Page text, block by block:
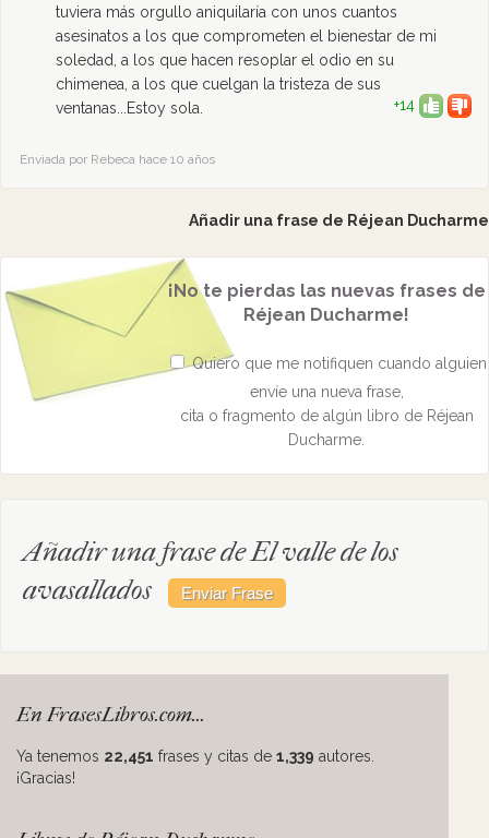
tuviera más orgullo aniquilaría con unos cuantos
asesinatos a los que comprometen el bienestar de mi
soledad, a los que hacen resoplar el odio en su
chimenea, a los que cuelgan la tristeza de sus
ventanas...Estoy sola.
+14
Enviada por Rebeca hace 10 años
Añadir una frase de Réjean Ducharme
¡No te pierdas las nuevas frases de
Réjean Ducharme!
Quiero que me notifiquen cuando alguien
envíe una nueva frase,
cita o fragmento de algún libro de Réjean
Ducharme.
Añadir una frase de El valle de los
avasallados
En FrasesLibros.com...
Ya tenemos 22,451 frases y citas de 1,339 autores.
¡Gracias!